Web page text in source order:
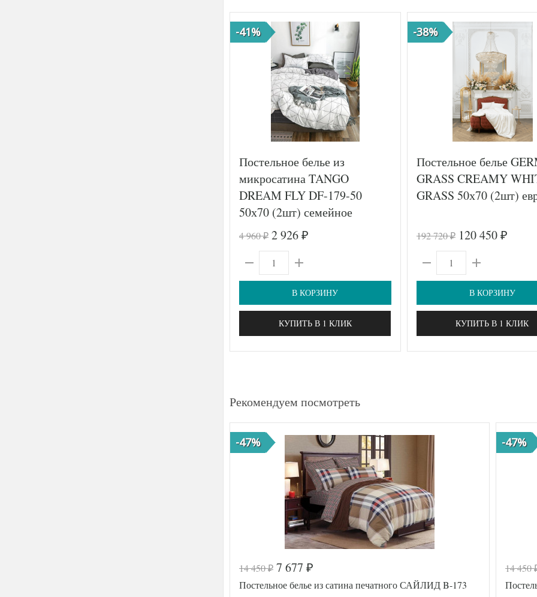
-41%
Постельное белье из
микросатина TANGO
DREAM FLY DF-179-50
50х70 (2шт) семейное
4 960₽ 2 926 ₽
В КОРЗИНУ
КУПИТЬ В 1 КЛИК
-38%
Постельное белье
GRASS CREAMY
GRASS 50х70 (2шт)
192 720₽ 120 450 ₽
В КОРЗИНУ
КУПИТЬ В 1 КЛИК
Рекомендуем посмотреть
-47%
14 450₽ 7 677 ₽
Постельное белье из сатина печатного САЙЛИД B-173
-47%
14 450